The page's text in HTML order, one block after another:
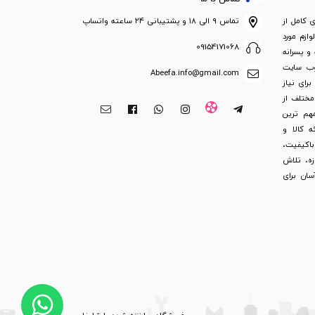
کامل از
مورد
و پسرانه
وب سایت
نیاز
از
ترین
کالا و
و ضمانت بازگشت 3 روزه، تلاش
برای
تماس ۹ الی ۱۸ و پشتیبانی ۲۴ ساعته واتساپ
09154171068
Abeefa.info@gmail.com